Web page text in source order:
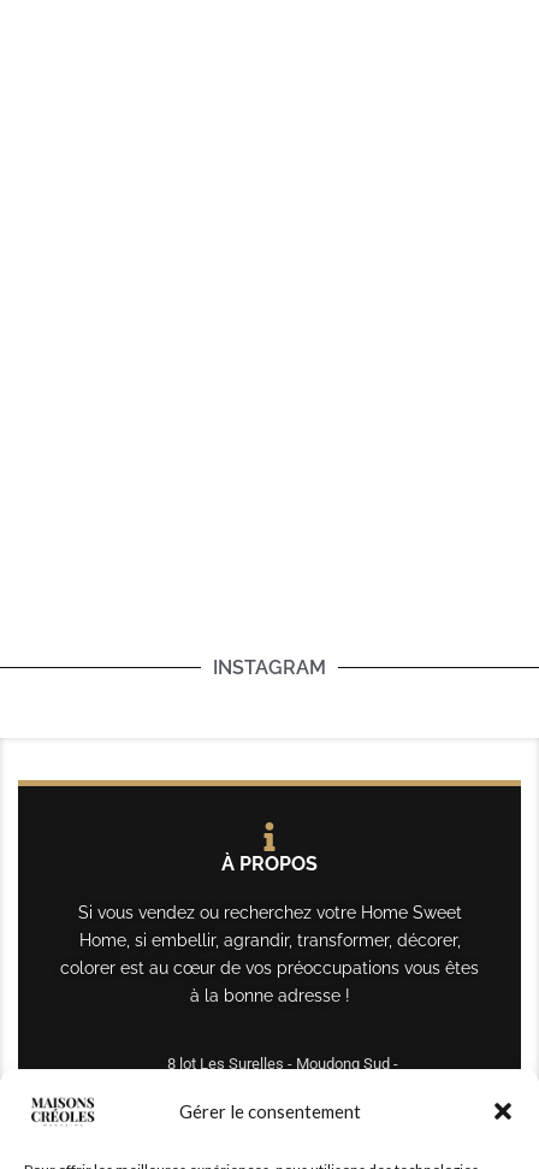
Gérer le consentement
INSTAGRAM
À PROPOS
Si vous vendez ou recherchez votre Home Sweet
Home, si embellir, agrandir, transformer, décorer,
colorer est au cœur de vos préoccupations vous êtes
à la bonne adresse !
8 lot Les Surelles - Moudong Sud -